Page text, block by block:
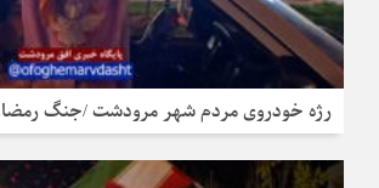
رژه خودروی مردم شهر مرودشت /جنگ